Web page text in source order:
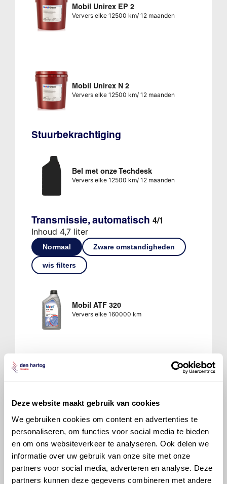
Deze website maakt gebruik van cookies
We gebruiken cookies om content en advertenties te
personaliseren, om functies voor social media te bieden
en om ons websiteverkeer te analyseren. Ook delen we
informatie over uw gebruik van onze site met onze
partners voor social media, adverteren en analyse. Deze
partners kunnen deze gegevens combineren met andere
Mobil Unirex EP 2
Ververs elke 12500 km/ 12 maanden
Mobil Unirex N 2
Ververs elke 12500 km/ 12 maanden
Stuurbekrachtiging
Bel met onze Techdesk
Ververs elke 12500 km/ 12 maanden
Transmissie, automatisch 4/1
Inhoud 4,7 liter
Normaal Zware omstandigheden
wis filters
Mobil ATF 320
Ververs elke 160000 km
700 ATF 1
Ververs elke 160000 km